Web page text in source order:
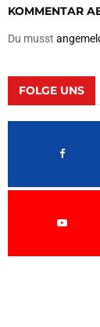
KOMMENTAR
Du musst
FOLGE UNS